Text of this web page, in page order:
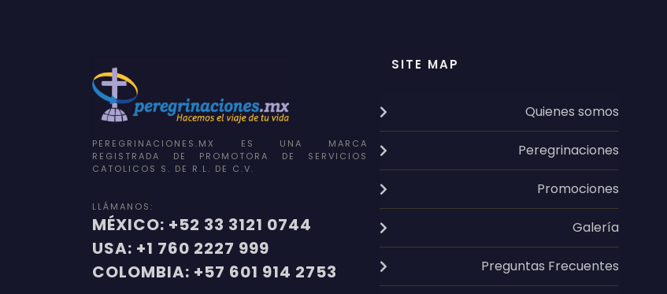
PEREGRINACIONES.MX ES UNA MARCA
REGISTRADA DE PROMOTORA DE SERVICIOS
CATOLICOS S. DE R.L. DE C.V.
LLÁMANOS:
MÉXICO: +52 33 3121 0744
USA: +1 760 2227 999
COLOMBIA: +57 601 914 2753
SITE MAP
Quienes somos
Peregrinaciones
Promociones
Galería
Preguntas Frecuentes